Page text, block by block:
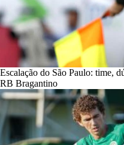
Escalação do São Paulo: time,
RB Bragantino